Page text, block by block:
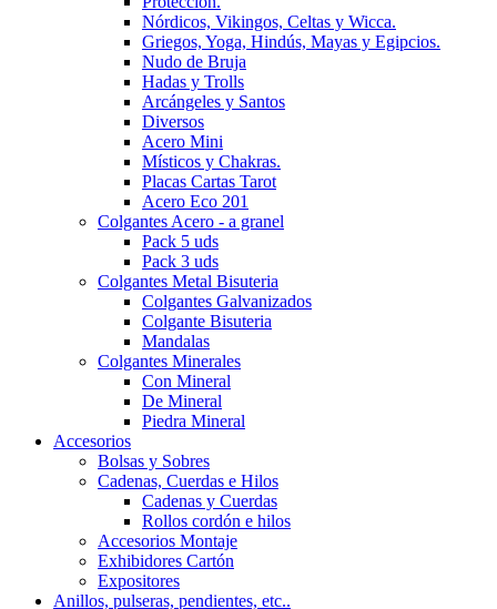
Nórdicos, Vikingos, Celtas y Wicca.
Griegos, Yoga, Hindús, Mayas y Egipcios.
Nudo de Bruja
Hadas y Trolls
Arcángeles y Santos
Diversos
Acero Mini
Místicos y Chakras.
Placas Cartas Tarot
Acero Eco 201
Colgantes Acero - a granel
Pack 5 uds
Pack 3 uds
Colgantes Metal Bisuteria
Colgantes Galvanizados
Colgante Bisuteria
Mandalas
Colgantes Minerales
Con Mineral
De Mineral
Piedra Mineral
Accesorios
Bolsas y Sobres
Cadenas, Cuerdas e Hilos
Cadenas y Cuerdas
Rollos cordón e hilos
Accesorios Montaje
Exhibidores Cartón
Expositores
Anillos, pulseras, pendientes, etc..